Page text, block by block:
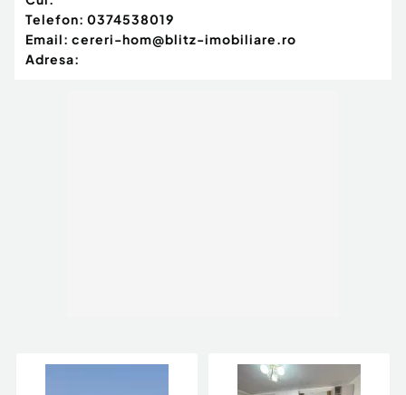
Telefon: 0374538019
Email: cereri-hom@blitz-imobiliare.ro
Adresa: